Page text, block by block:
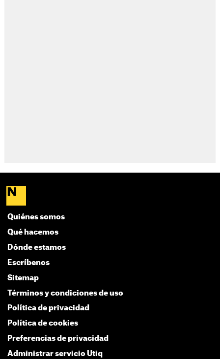
Quiénes somos
Qué hacemos
Dónde estamos
Escríbenos
Sitemap
Términos y condiciones de uso
Política de privacidad
Política de cookies
Preferencias de privacidad
Administrar servicio Utiq